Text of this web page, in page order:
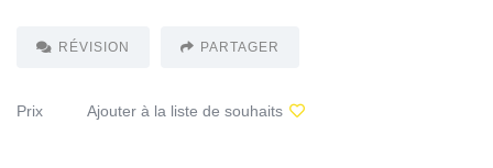
RÉVISION PARTAGER
Prix Ajouter à la liste de souhaits